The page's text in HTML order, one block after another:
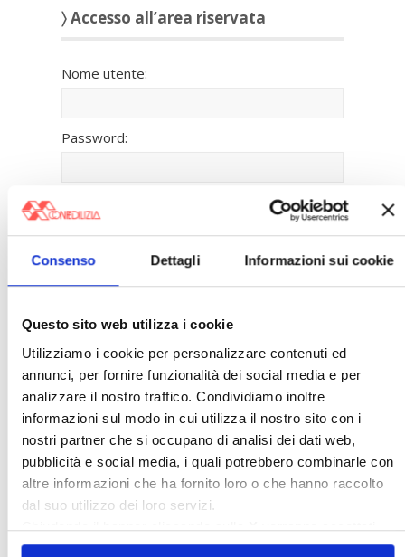
Consenso Dettagli Informazioni sui cookie
Questo sito web utilizza i cookie
Utilizziamo i cookie per personalizzare contenuti ed
annunci, per fornire funzionalità dei social media e per
analizzare il nostro traffico. Condividiamo inoltre
informazioni sul modo in cui utilizza il nostro sito con i
nostri partner che si occupano di analisi dei dati web,
pubblicità e social media, i quali potrebbero combinarle con
altre informazioni che ha fornito loro o che hanno raccolto
dal suo utilizzo dei loro servizi.
Chiudendo il banner cliccando sullaXverranno accettati
solo i cookie necessari.
〉 Accesso all’area riservata
Nome utente:
Password:
connesso
Accesso
Registrazione
〉 Banche dati
Legislazione e prassi
»Legislazione
»Prassi
Giurisprudenza
»Corte Costituzionale
»Condominio
»Locazione ad uso diverso dall'abitativo